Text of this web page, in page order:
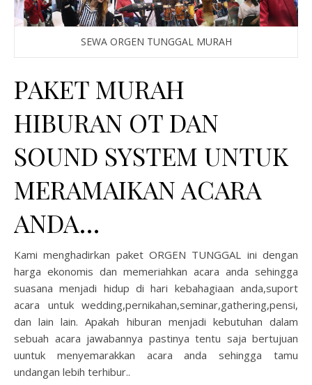
SEWA ORGEN TUNGGAL MURAH
PAKET MURAH
HIBURAN OT DAN
SOUND SYSTEM UNTUK
MERAMAIKAN ACARA
ANDA…
Kami menghadirkan paket ORGEN TUNGGAL ini dengan
harga ekonomis dan memeriahkan acara anda sehingga
suasana menjadi hidup di hari kebahagiaan anda,suport
acara untuk wedding,pernikahan,seminar,gathering,pensi,
dan lain lain. Apakah hiburan menjadi kebutuhan dalam
sebuah acara jawabannya pastinya tentu saja bertujuan
uuntuk menyemarakkan acara anda sehingga tamu
undangan lebih terhibur..